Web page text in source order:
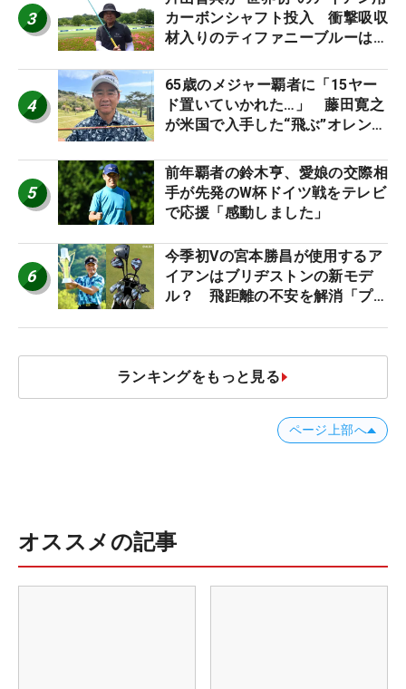
3
カーボンシャフト投入 衝撃吸収
材入りのティファニーブルーは
4
65歳のメジャー覇者に「15ヤー
ド置いていかれた…」 藤田寛之
が米国で入手した“飛ぶ”オレンジ
5
前年覇者の鈴木亨、愛娘の交際相
手が先発のW杯ドイツ戦をテレビ
で応援「感動しました」
6
今季初Vの宮本勝昌が使用するア
イアンはブリヂストンの新モデ
ル？ 飛距離の不安を解消「プラ
ランキングをもっと見る
ページ上部へ
オススメの記事